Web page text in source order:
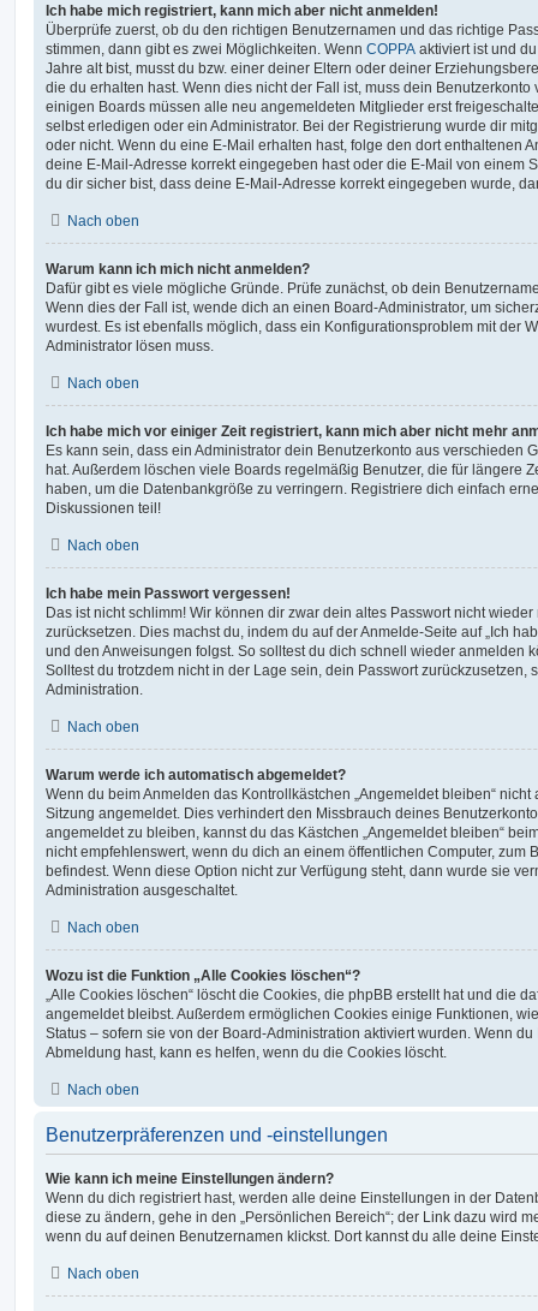
Ich habe mich registriert, kann mich aber nicht anmelden!
Überprüfe zuerst, ob du den richtigen Benutzernamen und das richtige
stimmen, dann gibt es zwei Möglichkeiten. Wenn COPPA aktiviert ist und
Jahre alt bist, musst du bzw. einer deiner Eltern oder deiner
die du erhalten hast. Wenn dies nicht der Fall ist, muss dein
einigen Boards müssen alle neu angemeldeten Mitglieder erst
selbst erledigen oder ein Administrator. Bei der Registrierung wurde dir
oder nicht. Wenn du eine E-Mail erhalten hast, folge den dort enthaltenen
deine E-Mail-Adresse korrekt eingegeben hast oder die E-Mail von einem
du dir sicher bist, dass deine E-Mail-Adresse korrekt eingegeben wurde,
Nach oben
Warum kann ich mich nicht anmelden?
Dafür gibt es viele mögliche Gründe. Prüfe zunächst, ob dein
Wenn dies der Fall ist, wende dich an einen Board-Administrator, um
wurdest. Es ist ebenfalls möglich, dass ein Konfigurationsproblem mit der
Administrator lösen muss.
Nach oben
Ich habe mich vor einiger Zeit registriert, kann mich aber nicht mehr
Es kann sein, dass ein Administrator dein Benutzerkonto aus verschieden
hat. Außerdem löschen viele Boards regelmäßig Benutzer, die für längere
haben, um die Datenbankgröße zu verringern. Registriere dich einfach
Diskussionen teil!
Nach oben
Ich habe mein Passwort vergessen!
Das ist nicht schlimm! Wir können dir zwar dein altes Passwort nicht
zurücksetzen. Dies machst du, indem du auf der Anmelde-Seite auf „Ich
und den Anweisungen folgst. So solltest du dich schnell wieder anmelden
Solltest du trotzdem nicht in der Lage sein, dein Passwort zurückzusetzen,
Administration.
Nach oben
Warum werde ich automatisch abgemeldet?
Wenn du beim Anmelden das Kontrollkästchen „Angemeldet bleiben“
Sitzung angemeldet. Dies verhindert den Missbrauch deines
angemeldet zu bleiben, kannst du das Kästchen „Angemeldet bleiben“
nicht empfehlenswert, wenn du dich an einem öffentlichen Computer, zum
befindest. Wenn diese Option nicht zur Verfügung steht, dann wurde sie
Administration ausgeschaltet.
Nach oben
Wozu ist die Funktion „Alle Cookies löschen“?
„Alle Cookies löschen“ löscht die Cookies, die phpBB erstellt hat und die
angemeldet bleibst. Außerdem ermöglichen Cookies einige Funktionen,
Status – sofern sie von der Board-Administration aktiviert wurden. Wenn
Abmeldung hast, kann es helfen, wenn du die Cookies löscht.
Nach oben
Benutzerpräferenzen und -einstellungen
Wie kann ich meine Einstellungen ändern?
Wenn du dich registriert hast, werden alle deine Einstellungen in der
diese zu ändern, gehe in den „Persönlichen Bereich“; der Link dazu wird
wenn du auf deinen Benutzernamen klickst. Dort kannst du alle deine
Nach oben